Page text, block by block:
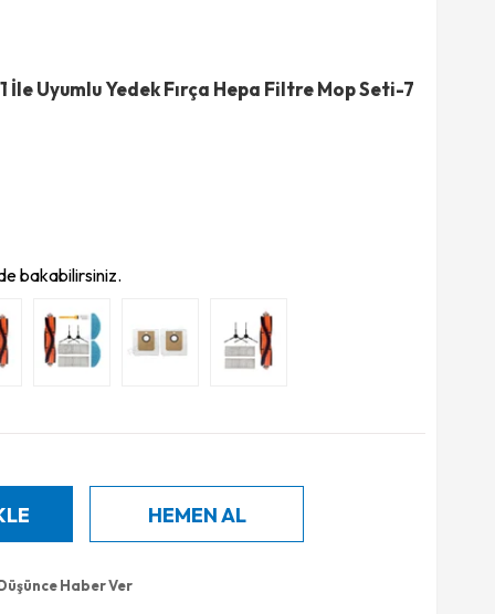
Uyumlu Yedek Fırça Hepa Filtre Mop Seti-7
bakabilirsiniz.
Haber Ver